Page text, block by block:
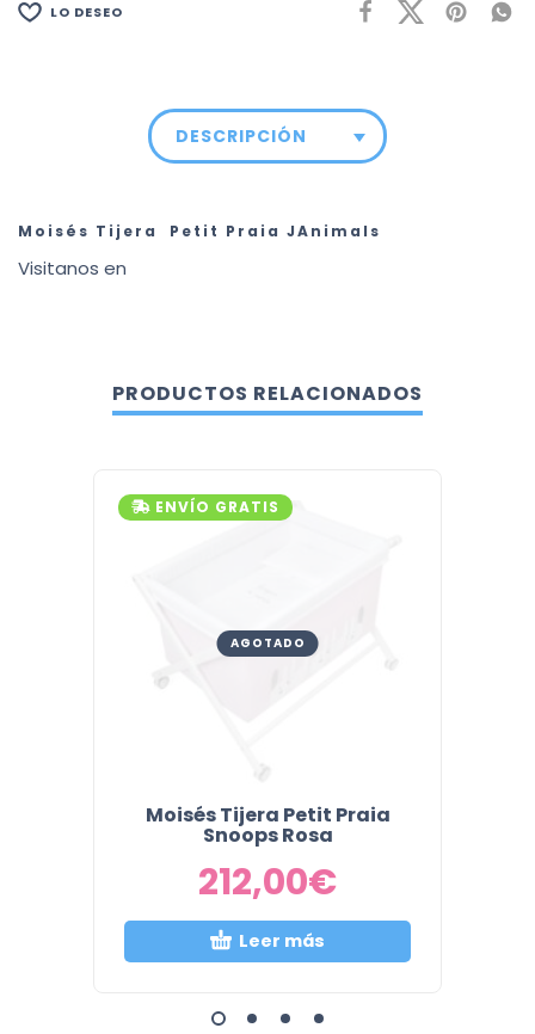
LO DESEO
DESCRIPCIÓN
Moisés Tijera Petit Praia JAnimals
Visitanos en
PRODUCTOS RELACIONADOS
ENVÍO GRATIS
AGOTADO
Moisés Tijera Petit Praia
Snoops Rosa
212,00€
Leer más